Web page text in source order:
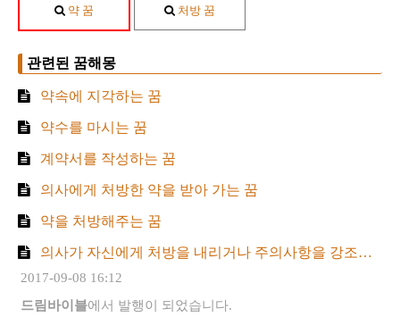
약 꿈 처방 꿈
관련된 꿈해몽
약속에 지각하는 꿈
약수를 마시는 꿈
계약서를 작성하는 꿈
의사에게 처방한 약을 받아 가는 꿈
약을 처방해주는 꿈
의사가 자신에게 처방을 내리거나 주의사항을 강조하는 꿈
2017-09-08 16:12
드림바이블에서 발행이 되었습니다.